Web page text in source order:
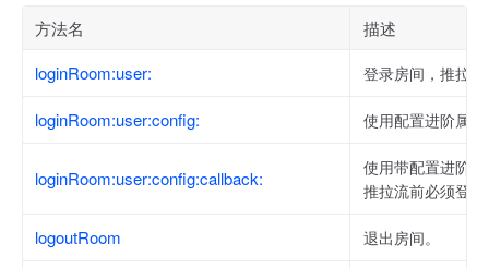
方法名
描述
loginRoom:user:
登录房间，推拉
loginRoom:user:config: 使用配置进阶属
loginRoom:user:config:callback:
使用带配置进阶
推拉流前必须登
logoutRoom 退出房间。